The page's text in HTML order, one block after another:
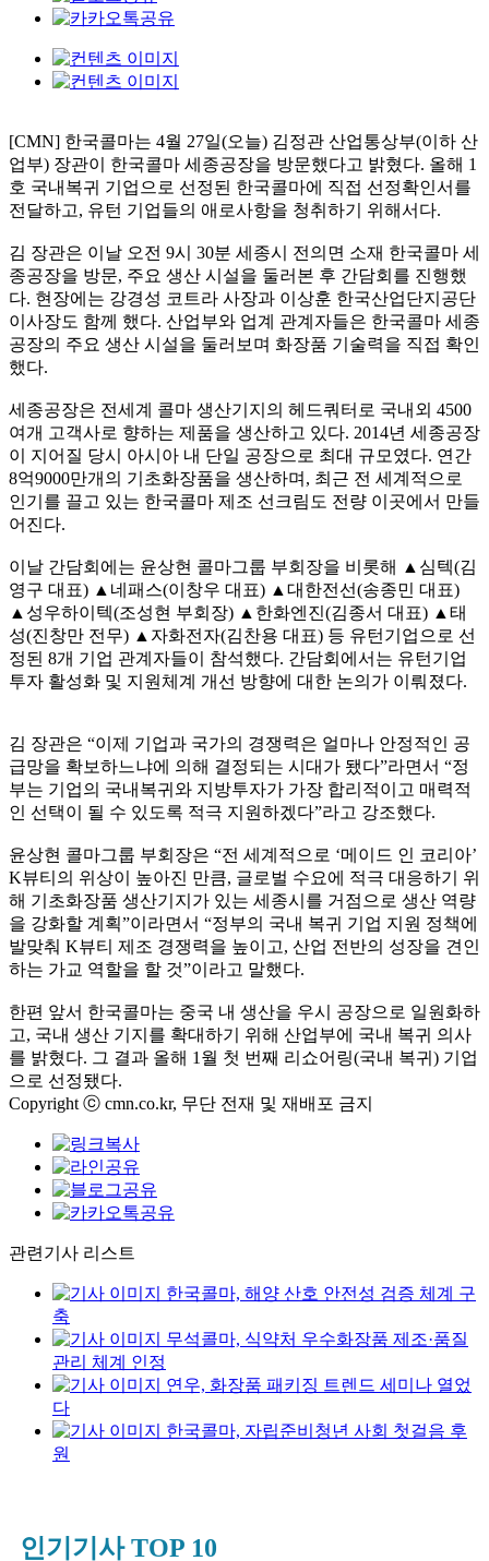
[CMN] 한국콜마는 4월 27일(오늘) 김정관 산업통상부(이하 산
업부) 장관이 한국콜마 세종공장을 방문했다고 밝혔다. 올해 1
호 국내복귀 기업으로 선정된 한국콜마에 직접 선정확인서를
전달하고, 유턴 기업들의 애로사항을 청취하기 위해서다.
김 장관은 이날 오전 9시 30분 세종시 전의면 소재 한국콜마 세
종공장을 방문, 주요 생산 시설을 둘러본 후 간담회를 진행했
다. 현장에는 강경성 코트라 사장과 이상훈 한국산업단지공단
이사장도 함께 했다. 산업부와 업계 관계자들은 한국콜마 세종
공장의 주요 생산 시설을 둘러보며 화장품 기술력을 직접 확인
했다.
세종공장은 전세계 콜마 생산기지의 헤드쿼터로 국내외 4500
여개 고객사로 향하는 제품을 생산하고 있다. 2014년 세종공장
이 지어질 당시 아시아 내 단일 공장으로 최대 규모였다. 연간
8억9000만개의 기초화장품을 생산하며, 최근 전 세계적으로
인기를 끌고 있는 한국콜마 제조 선크림도 전량 이곳에서 만들
어진다.
이날 간담회에는 윤상현 콜마그룹 부회장을 비롯해 ▲심텍(김
영구 대표) ▲네패스(이창우 대표) ▲대한전선(송종민 대표)
▲성우하이텍(조성현 부회장) ▲한화엔진(김종서 대표) ▲태
성(진창만 전무) ▲자화전자(김찬용 대표) 등 유턴기업으로 선
정된 8개 기업 관계자들이 참석했다. 간담회에서는 유턴기업
투자 활성화 및 지원체계 개선 방향에 대한 논의가 이뤄졌다.
김 장관은 “이제 기업과 국가의 경쟁력은 얼마나 안정적인 공
급망을 확보하느냐에 의해 결정되는 시대가 됐다”라면서 “정
부는 기업의 국내복귀와 지방투자가 가장 합리적이고 매력적
인 선택이 될 수 있도록 적극 지원하겠다”라고 강조했다.
윤상현 콜마그룹 부회장은 “전 세계적으로 ‘메이드 인 코리아’
K뷰티의 위상이 높아진 만큼, 글로벌 수요에 적극 대응하기 위
해 기초화장품 생산기지가 있는 세종시를 거점으로 생산 역량
을 강화할 계획”이라면서 “정부의 국내 복귀 기업 지원 정책에
발맞춰 K뷰티 제조 경쟁력을 높이고, 산업 전반의 성장을 견인
하는 가교 역할을 할 것”이라고 말했다.
한편 앞서 한국콜마는 중국 내 생산을 우시 공장으로 일원화하
고, 국내 생산 기지를 확대하기 위해 산업부에 국내 복귀 의사
를 밝혔다. 그 결과 올해 1월 첫 번째 리쇼어링(국내 복귀) 기업
으로 선정됐다.
Copyright ⓒ cmn.co.kr, 무단 전재 및 재배포 금지
관련기사 리스트
한국콜마, 해양 산호 안전성 검증 체계 구
축
무석콜마, 식약처 우수화장품 제조·품질
관리 체계 인정
연우, 화장품 패키징 트렌드 세미나 열었
다
한국콜마, 자립준비청년 사회 첫걸음 후
원
인기기사 TOP 10